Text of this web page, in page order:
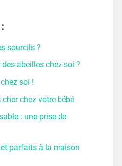
sourcils ?
abeilles chez soi ?
soi !
chez votre bébé
: une prise de
parfaits à la maison